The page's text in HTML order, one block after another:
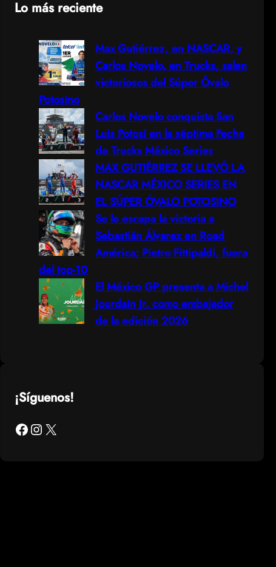
Lo más reciente
Max Gutiérrez, en NASCAR, y
Carlos Novelo, en Trucks, salen
victoriosos del Súper Óvalo
Potosino
Carlos Novelo conquista San
Luis Potosí en la séptima Fecha
de Trucks México Series
MAX GUTIÉRREZ SE LLEVÓ LA
NASCAR MÉXICO SERIES EN
EL SÚPER ÓVALO POTOSINO
Se le escapa la victoria a
Sebastián Álvarez en Road
América; Pietro Fittipaldi, fuera
del top-10
El México GP presenta a Michel
Jourdain Jr. como embajador
de la edición 2026
¡Síguenos!
Facebook Instagram X